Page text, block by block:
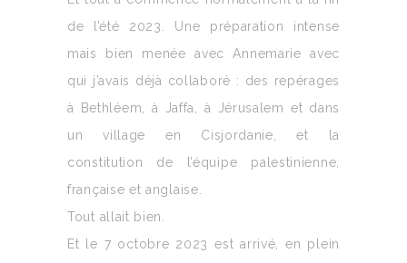
de l’été 2023. Une préparation intense
mais bien menée avec Annemarie avec
qui j’avais déjà collaboré : des repérages
à Bethléem, à Jaffa, à Jérusalem et dans
un village en Cisjordanie, et la
constitution de l’équipe palestinienne,
française et anglaise.
Tout allait bien.
Et le 7 octobre 2023 est arrivé, en plein